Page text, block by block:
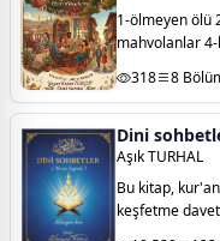
1-ölmeyen ölü
mahvolanlar
6-kelimelerle
kuralı
318 8
Dini
Aşık TURHAL
Bu kitap,
keşfetme
gelenekleri